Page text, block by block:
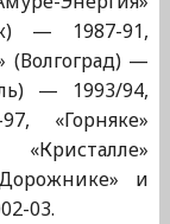
— 1987-91,
(Волгоград) —
— 1993/94,
«Горняке»
и
03.